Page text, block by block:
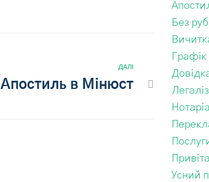
ДАЛІ
Апостиль в Мінюст
Без
Усний